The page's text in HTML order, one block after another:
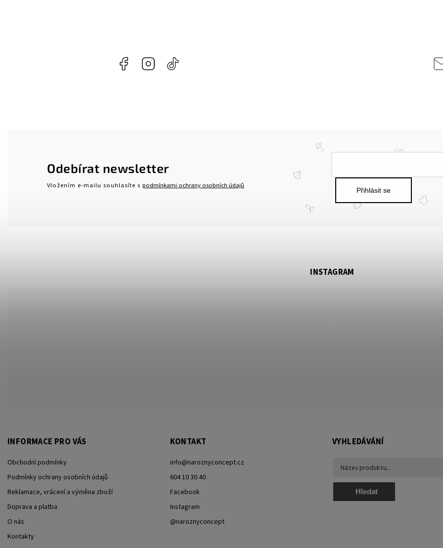
Facebook Instagram
Odebírat newsletter
Vložením e-mailu souhlasíte s podmínkami ochrany osobních údajů
Přihlásit se
INFORMACE PRO VÁS
Obchodní podmínky
Podmínky ochrany osobních údajů
Reklamace, vrácení a výměna zboží
Doprava a platba
O nás
Kontakty
KONTAKT
info@naroznyconcept.cz
604 10 30 40
Facebook
Instagram
@naroznyconcept
VYHLEDÁVÁNÍ
Hledat
INSTAGRAM